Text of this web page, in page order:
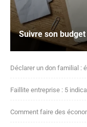
Suivre son
Déclarer un don familial :
Faillite entreprise : 5
Comment faire des